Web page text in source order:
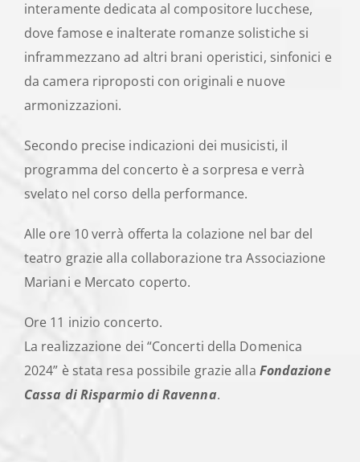
interamente dedicata al compositore lucchese,
dove famose e inalterate romanze solistiche si
inframmezzano ad altri brani operistici, sinfonici e
da camera riproposti con originali e nuove
armonizzazioni.
Secondo precise indicazioni dei musicisti, il
programma del concerto è a sorpresa e verrà
svelato nel corso della performance.
Alle ore 10 verrà offerta la colazione nel bar del
teatro grazie alla collaborazione tra Associazione
Mariani e Mercato coperto.
Ore 11 inizio concerto.
La realizzazione dei “Concerti della Domenica
2024” è stata resa possibile grazie alla Fondazione
Cassa di Risparmio di Ravenna.